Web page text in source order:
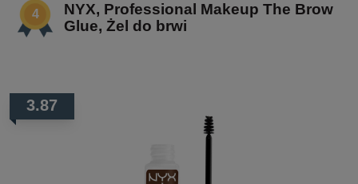
NYX, Professional Makeup The Brow
Glue, Żel do brwi
3.87